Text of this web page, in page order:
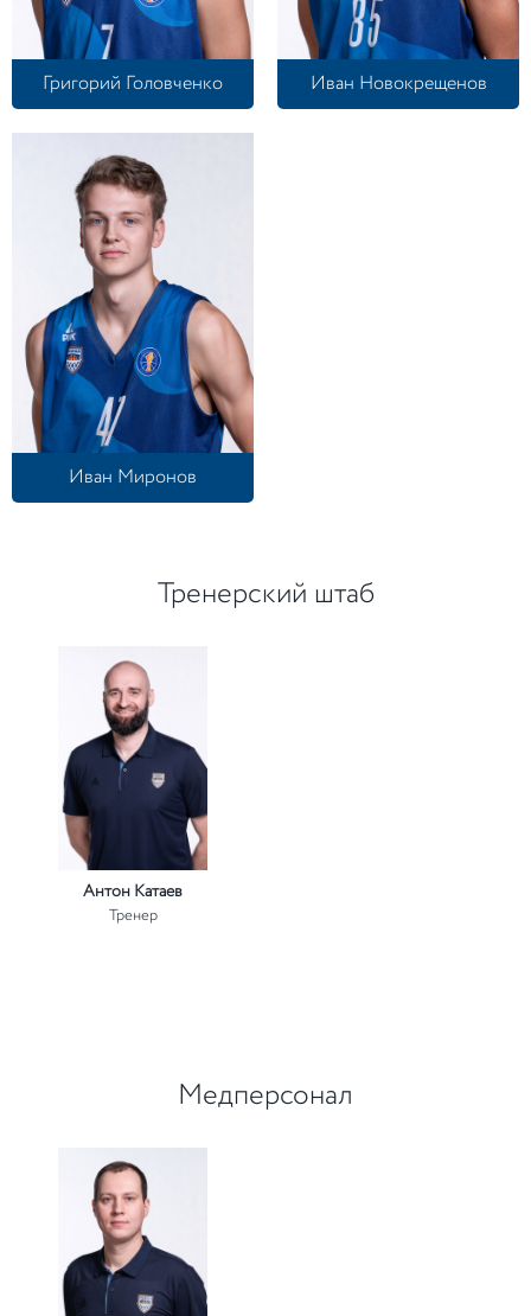
Григорий Головченко Иван Новокрещенов
Иван Миронов
Тренерский штаб
Антон Катаев
Тренер
Медперсонал